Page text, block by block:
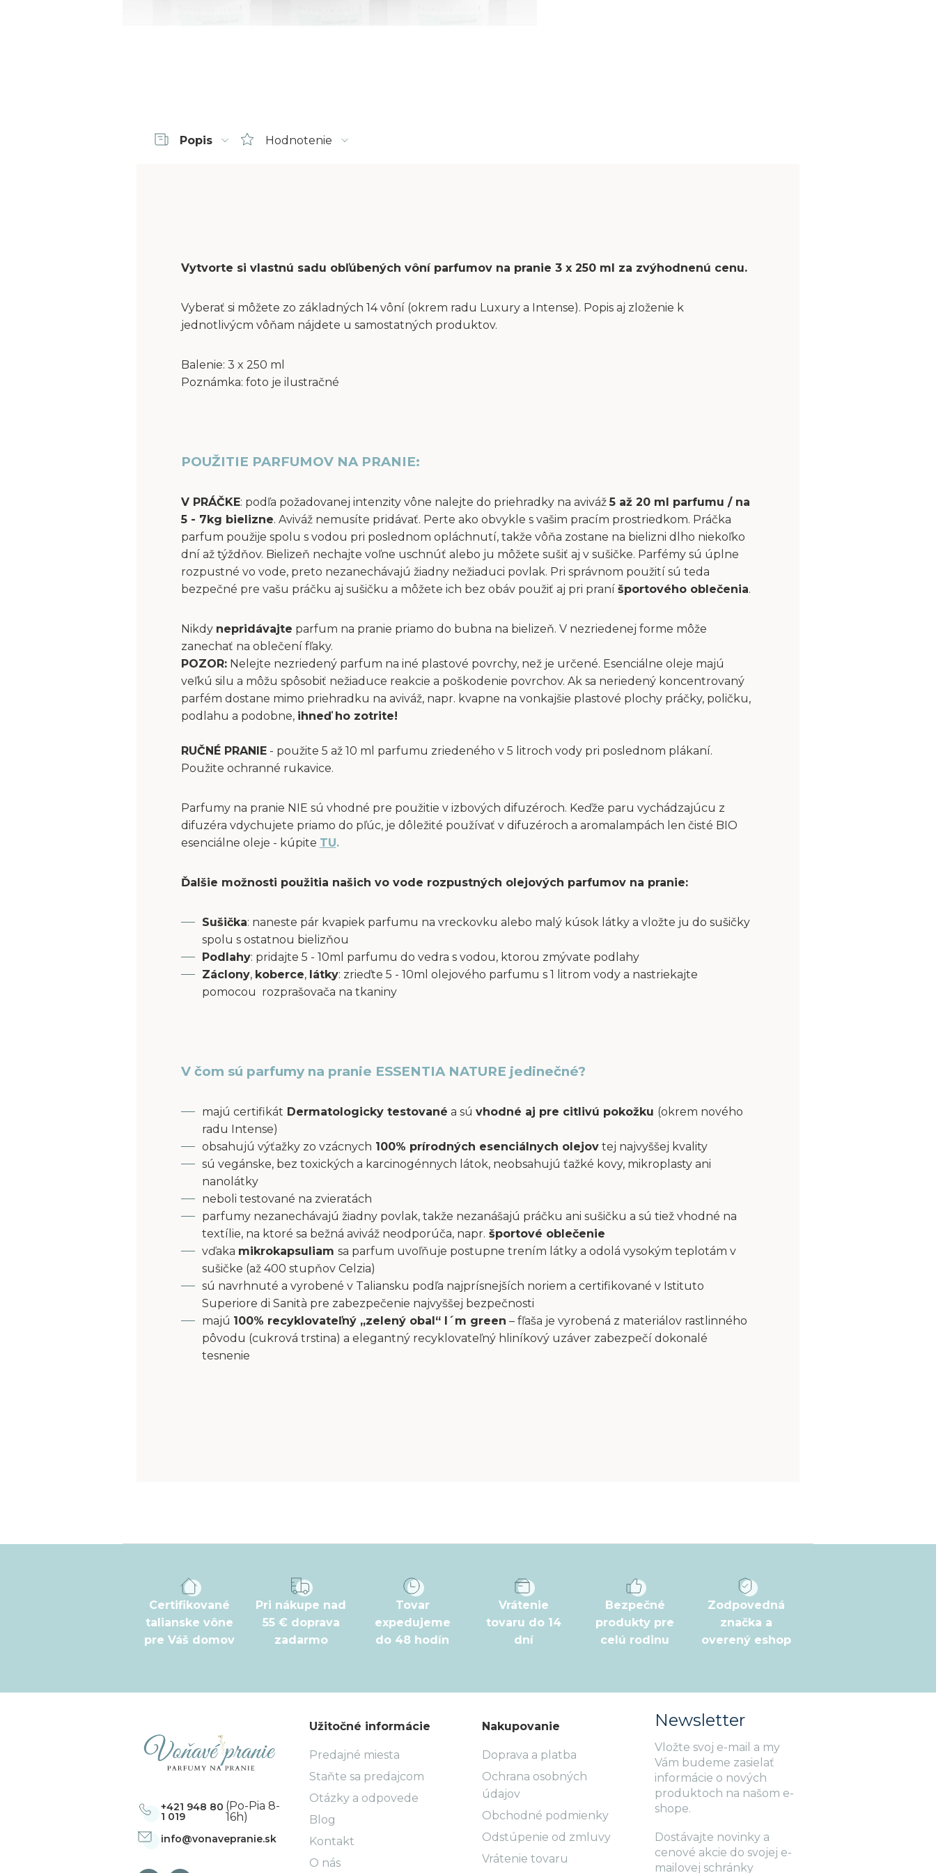
Popis Hodnotenie
Vytvorte si vlastnú sadu obľúbených vôní parfumov na pranie 3 x 250 ml za zvýhodnenú cenu.
Vyberať si môžete zo základných 14 vôní (okrem radu Luxury a Intense). Popis aj zloženie k
jednotlivýcm vôňam nájdete u samostatných produktov.
Balenie: 3 x 250 ml
Poznámka: foto je ilustračné
POUŽITIE PARFUMOV NA PRANIE:
V PRÁČKE: podľa požadovanej intenzity vône nalejte do priehradky na aviváž5 až 20 ml parfumu / na
5 - 7kg bielizne. Aviváž nemusíte pridávať. Perte ako obvykle s vašim pracím prostriedkom. Práčka
parfum použije spolu s vodou pri poslednom opláchnutí, takže vôňa zostane na bielizni dlho niekoľko
dní až týždňov. Bielizeň nechajte voľne uschnúť alebo ju môžete sušiť aj v sušičke. Parfémy sú úplne
rozpustné vo vode, preto nezanechávajú žiadny nežiaduci povlak. Pri správnom použití sú teda
bezpečné pre vašu práčku aj sušičku a môžete ich bez obáv použiť aj pri praní športového oblečenia.
Nikdy nepridávajte parfum na pranie priamo do bubna na bielizeň. V nezriedenej forme môže
zanechať na oblečení fľaky.
POZOR:Nelejte nezriedený parfum na iné plastové povrchy, než je určené. Esenciálne oleje majú
veľkú silu a môžu spôsobiť nežiaduce reakcie a poškodenie povrchov. Ak sa neriedený koncentrovaný
parfém dostane mimo priehradku na aviváž, napr. kvapne na vonkajšie plastové plochy práčky, poličku,
podlahu a podobne, ihneď ho zotrite!
RUČNÉ PRANIE- použite 5 až 10 ml parfumu zriedeného v 5 litroch vody pri poslednom plákaní.
Použite ochranné rukavice.
Parfumy na pranie NIE sú vhodné pre použitie v izbových difuzéroch. Keďže paru vychádzajúcu z
difuzéra vdychujete priamo do pľúc, je dôležité používať v difuzéroch a aromalampách len čisté BIO
esenciálne oleje - kúpite TU.
Ďalšie možnosti použitia našich vo vode rozpustných olejových parfumov na pranie:
Sušička: naneste pár kvapiek parfumu na vreckovku alebo malý kúsok látky a vložte ju do sušičky
spolu s ostatnou bielizňou
Podlahy: pridajte 5 - 10ml parfumu do vedra s vodou, ktorou zmývate podlahy
Záclony, koberce, látky: zrieďte 5 - 10ml olejového parfumu s 1 litrom vody a nastriekajte
pomocou rozprašovača na tkaniny
V čom sú parfumy na pranie ESSENTIA NATURE jedinečné?
majú certifikát Dermatologicky testované a sú vhodné aj pre citlivú pokožku (okrem nového
radu Intense)
obsahujú výťažky zo vzácnych 100% prírodných esenciálnych olejovtej najvyššej kvality
sú vegánske, bez toxických a karcinogénnych látok, neobsahujú ťažké kovy, mikroplasty ani
nanolátky
neboli testované na zvieratách
parfumy nezanechávajú žiadny povlak, takže nezanášajú práčku ani sušičku a sú tiež vhodné na
textílie, na ktoré sa bežná aviváž neodporúča, napr. športové oblečenie
vďaka mikrokapsuliam sa parfum uvoľňuje postupne trením látky a odolá vysokým teplotám v
sušičke (až 400 stupňov Celzia)
sú navrhnuté a vyrobené v Taliansku podľa najprísnejších noriem a certifikované v Istituto
Superiore di Sanità pre zabezpečenie najvyššej bezpečnosti
majú 100% recyklovateľný „zelený obal“ I´m green – fľaša je vyrobená z materiálov rastlinného
pôvodu (cukrová trstina) a elegantný recyklovateľný hliníkový uzáver zabezpečí dokonalé
tesnenie
á
Certifikované
talianske vône
pre Váš domov
Pri nákupe nad
55 € doprava
zadarmo
Tovar
expedujeme
do 48 hodín
Vrátenie
tovaru do 14
dní
Bezpečné
produkty pre
celú rodinu
Zodpovedná
značka a
overený eshop
info@vonavepranie.sk
+421 948 80
1 019
(Po-Pia 8-
16h)
Užitočné informácie
Predajné miesta
Staňte sa predajcom
Otázky a odpovede
Blog
Kontakt
O nás
Nakupovanie
Doprava a platba
Ochrana osobných
údajov
Obchodné podmienky
Odstúpenie od zmluvy
Vrátenie tovaru
Newsletter
Vložte svoj e-mail a my
Vám budeme zasielať
informácie o nových
produktoch na našom e-
shope.
Dostávajte novinky a
cenové akcie do svojej e-
mailovej schránky